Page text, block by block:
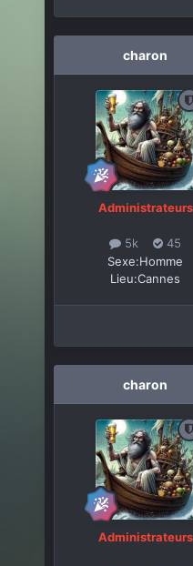
charon
Administrateurs
5k
45
Sexe:Homme
Lieu:Cannes
charon
Administrateurs